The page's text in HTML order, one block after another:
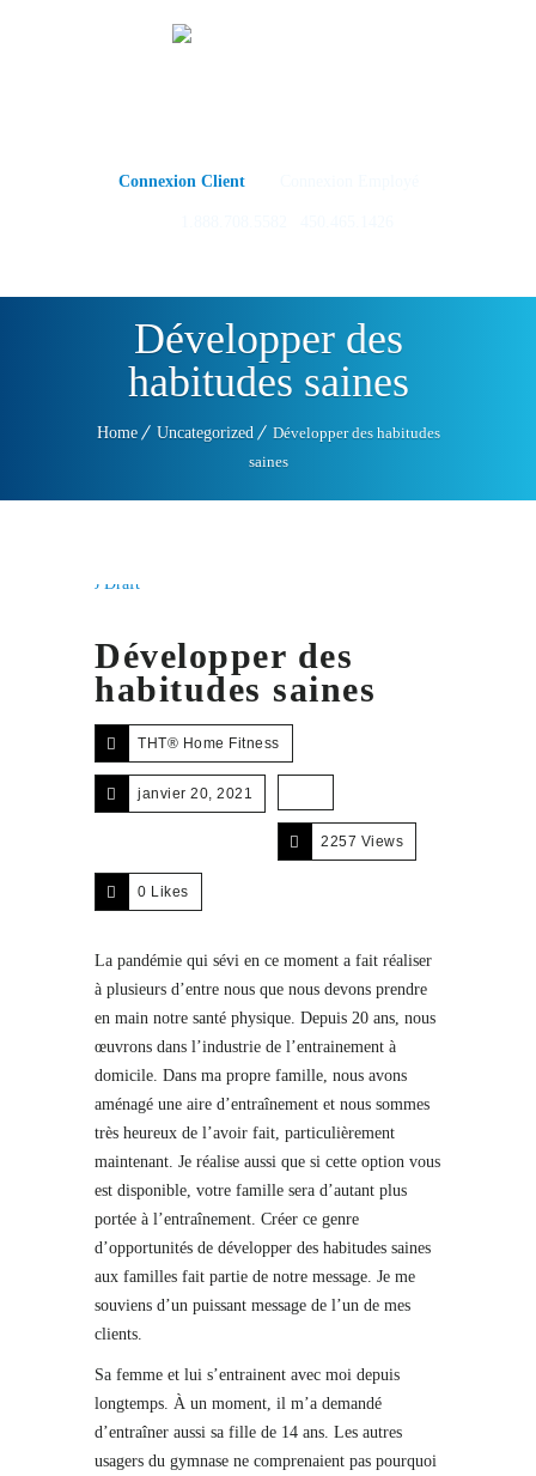
Connexion Client
Développer des
habitudes saines
Home Uncategorized
Développer des habitudes
saines
Développer des
habitudes saines
THT® Home Fitness
janvier 20, 2021
2257 Views
0 Likes
La pandémie qui sévi en ce moment a fait réaliser
à plusieurs d’entre nous que nous devons prendre
en main notre santé physique. Depuis 20 ans, nous
œuvrons dans l’industrie de l’entrainement à
domicile. Dans ma propre famille, nous avons
aménagé une aire d’entraînement et nous sommes
très heureux de l’avoir fait, particulièrement
maintenant. Je réalise aussi que si cette option vous
est disponible, votre famille sera d’autant plus
portée à l’entraînement. Créer ce genre
d’opportunités de développer des habitudes saines
aux familles fait partie de notre message. Je me
souviens d’un puissant message de l’un de mes
clients.
Sa femme et lui s’entrainent avec moi depuis
longtemps. À un moment, il m’a demandé
d’entraîner aussi sa fille de 14 ans. Les autres
usagers du gymnase ne comprenaient pas pourquoi